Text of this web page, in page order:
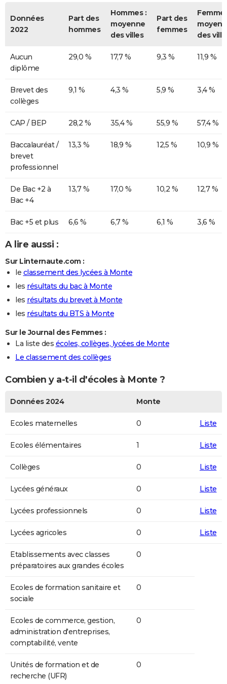
Données
2022
Part des
hommes
Hommes :
moyenne
des villes
Part des
femmes
des
Aucun
diplôme
29,0 % 17,7 % 9,3 % 11,9 %
Brevet des
collèges
9,1 % 4,3 % 5,9 % 3,4 %
CAP / BEP 28,2 % 35,4 % 55,9 % 57,4 %
Baccalauréat /
brevet
professionnel
13,3 % 18,9 % 12,5 % 10,9 %
De Bac +2 à
Bac +4
13,7 % 17,0 % 10,2 % 12,7 %
Bac +5 et plus 6,6 % 6,7 % 6,1 % 3,6 %
A lire aussi :
Sur Linternaute.com :
le classement des lycées à Monte
les résultats du bac à Monte
les résultats du brevet à Monte
les résultats du BTS à Monte
Sur le Journal des Femmes :
La liste des écoles, collèges, lycées de Monte
Le classement des collèges
Combien y a-t-il d'écoles à Monte ?
Données 2024 Monte
Ecoles maternelles 0 Liste
Ecoles élémentaires 1 Liste
Collèges 0 Liste
Lycées généraux 0 Liste
Lycées professionnels 0 Liste
Lycées agricoles 0 Liste
Etablissements avec classes
préparatoires aux grandes écoles
0
Ecoles de formation sanitaire et
sociale
0
Ecoles de commerce, gestion,
administration d'entreprises,
comptabilité, vente
0
Unités de formation et de
recherche (UFR)
0